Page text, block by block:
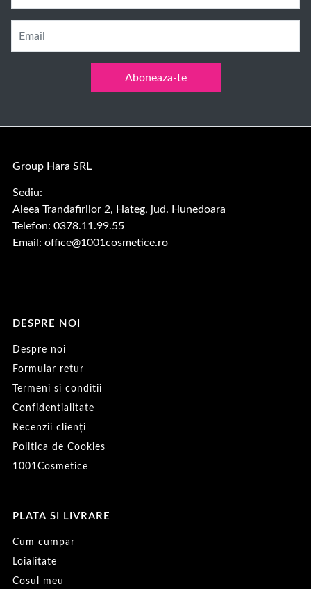
Email
Aboneaza-te
Group Hara SRL
Sediu:
Aleea Trandafirilor 2, Hateg, jud. Hunedoara
Telefon: 0378.11.99.55
Email: office@1001cosmetice.ro
DESPRE NOI
Despre noi
Formular retur
Termeni si conditii
Confidentialitate
Recenzii clienți
Politica de Cookies
1001Cosmetice
PLATA SI LIVRARE
Cum cumpar
Loialitate
Cosul meu